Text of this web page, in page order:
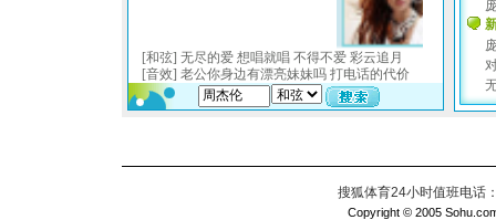
搜狐体育24小时值班电话
Copyright © 2005